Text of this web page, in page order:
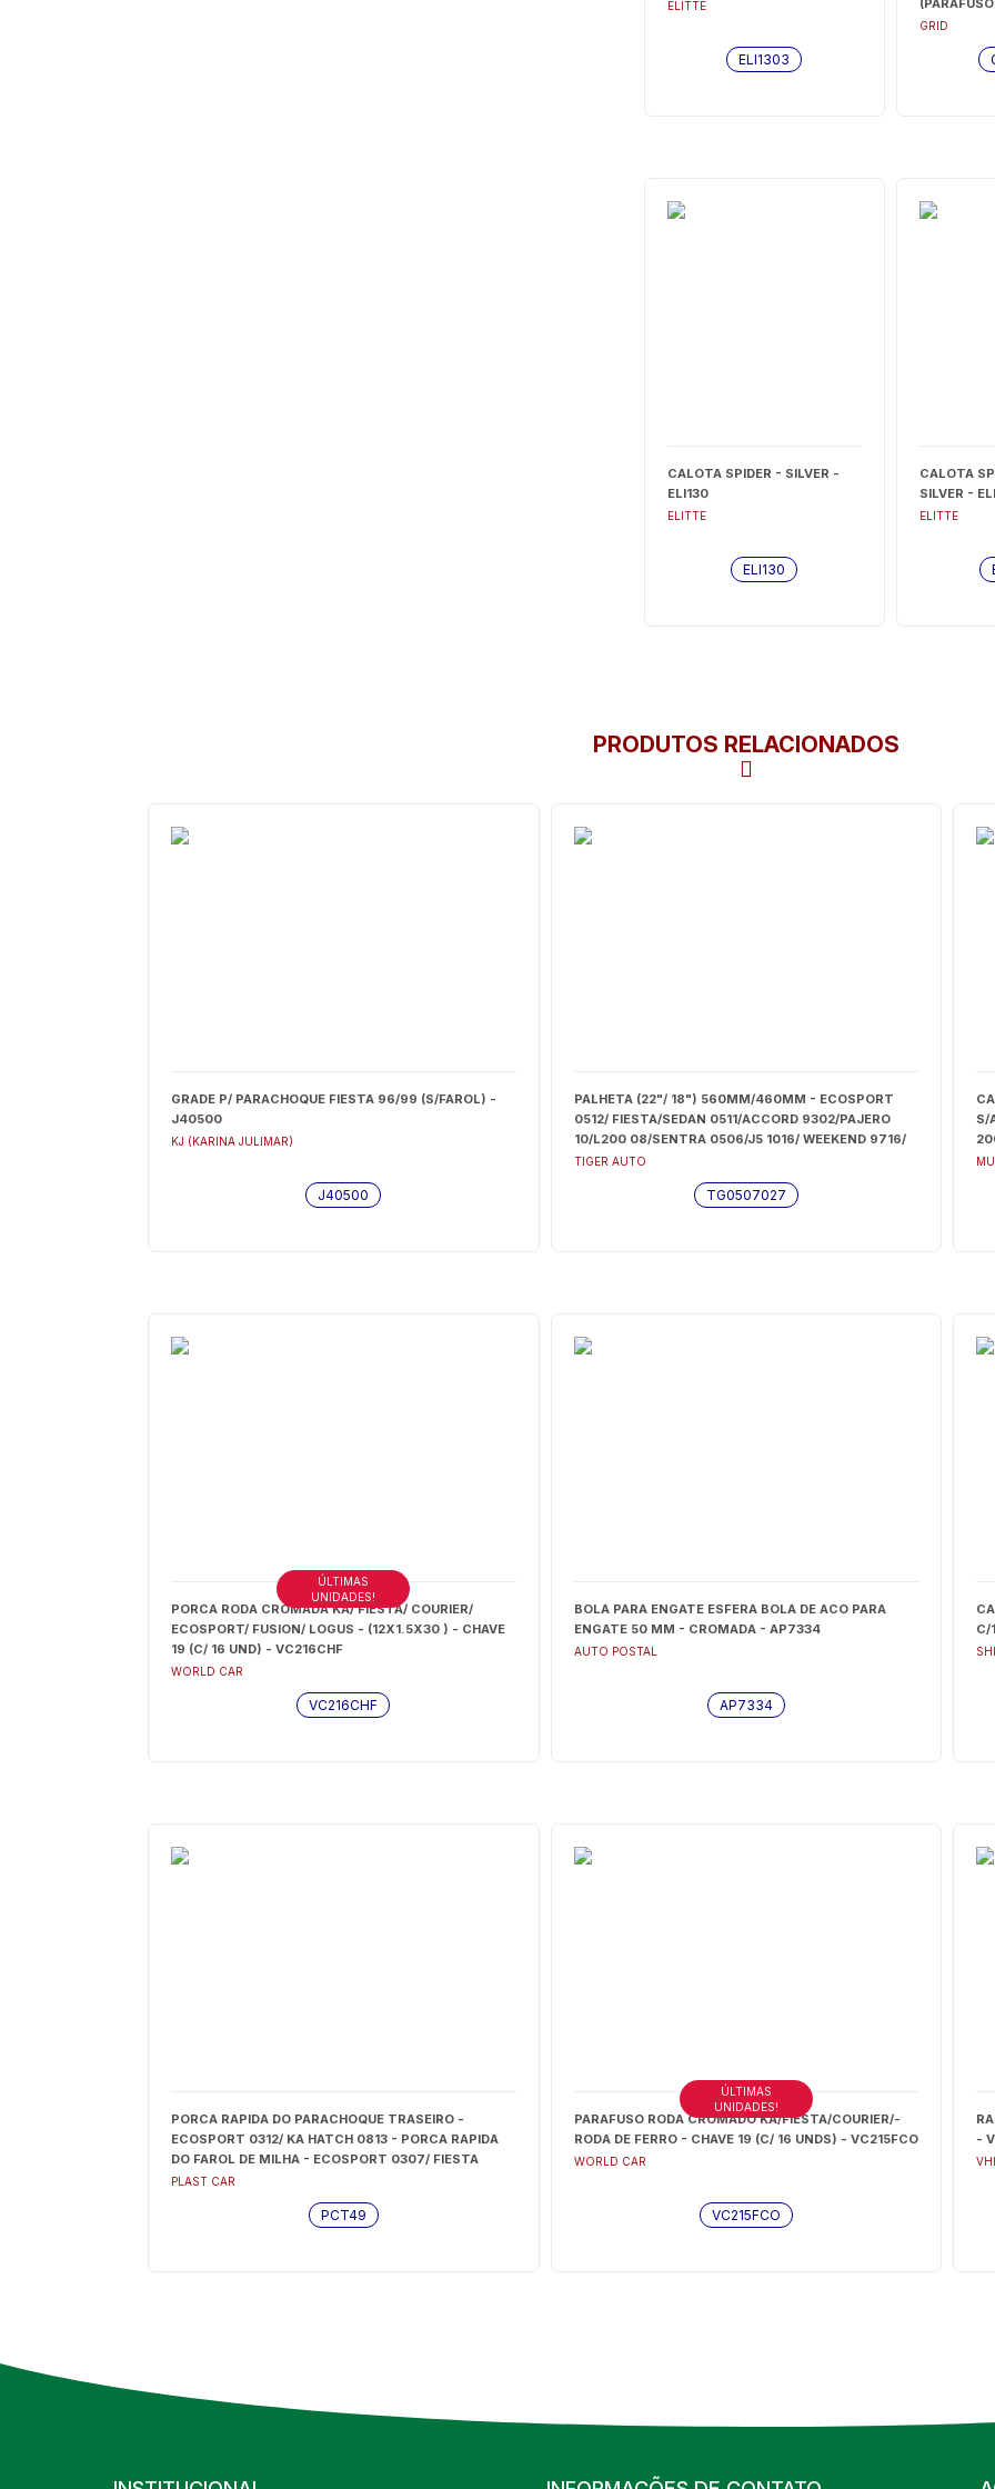
ELITTE
ELI1303
G019CA
GRID
CALOTA SPIDER - SILVER -
ELI130
ELITTE
ELI130
CALOTA
SILVER -
ELITTE
PRODUTOS RELACIONADOS
GRADE P/ PARACHOQUE FIESTA 96/99 (S/FAROL) -
J40500
KJ (KARINA JULIMAR)
J40500
PALHETA (22"/ 18") 560MM/460MM - ECOSPORT
0512/ FIESTA/SEDAN 0511/ACCORD 9302/PAJERO
10/L200 08/SENTRA 0506/J5 1016/ WEEKEND 9716/
SIENA 9718/ STRADA 9820/ DO - TG0507027
TIGER AUTO
TG0507027
S/
PORCA RODA CROMADA KA/ FIESTA/ COURIER/
ECOSPORT/ FUSION/ LOGUS - (12X1.5X30 ) - CHAVE
19 (C/ 16 UND) - VC216CHF
WORLD CAR
ÚLTIMAS
UNIDADES!
VC216CHF
BOLA PARA ENGATE ESFERA BOLA DE ACO PARA
ENGATE 50 MM - CROMADA - AP7334
AUTO POSTAL
AP7334
C/
PORCA RAPIDA DO PARACHOQUE TRASEIRO -
ECOSPORT 0312/ KA HATCH 0813 - PORCA RAPIDA
DO FAROL DE MILHA - ECOSPORT 0307/ FIESTA
ROCAM HATCH 0310/ FIESTA ROCAM S - PCT49
PLAST CAR
PCT49
PARAFUSO RODA CROMADO KA/FIESTA/COURIER/-
RODA DE FERRO - CHAVE 19 (C/ 16 UNDS) - VC215FCO
WORLD CAR
ÚLTIMAS
UNIDADES!
VC215FCO
-